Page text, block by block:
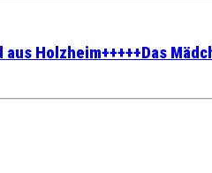
Holzheim+++++Das